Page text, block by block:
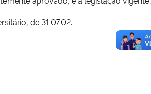
de 31.07.02.